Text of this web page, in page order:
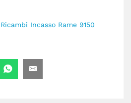
Ricambi Incasso Rame 9150